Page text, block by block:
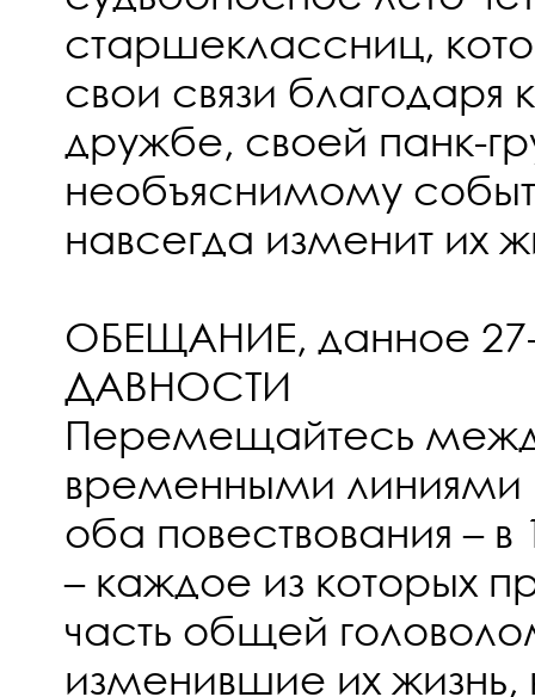
старшеклассниц,
свои связи
дружбе, своей панк-
необъяснимому
навсегда изменит их
ОБЕЩАНИЕ, данное
ДАВНОСТИ
Перемещайтесь
временными
оба повествования – в
– каждое из которых
часть общей
изменившие их жизнь,